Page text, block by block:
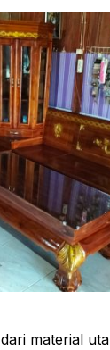
material